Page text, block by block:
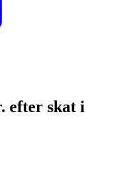
efter skat i